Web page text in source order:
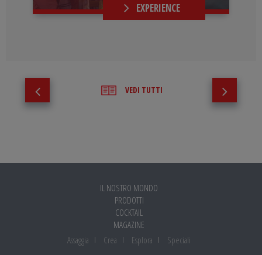
EXPERIENCE
VEDI TUTTI
IL NOSTRO MONDO
PRODOTTI
COCKTAIL
MAGAZINE
Assaggia
Crea Esplora Speciali